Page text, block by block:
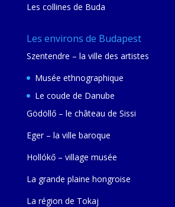
Les collines de Buda
Les environs de Budapest
Szentendre – la ville des artistes
Musée ethnographique
Le coude de Danube
Gödöllő – le château de Sissi
Eger – la ville baroque
Hollókő – village musée
La grande plaine hongroise
La région de Tokaj